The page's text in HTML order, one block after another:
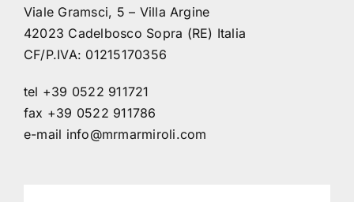
Viale Gramsci, 5 – Villa Argine
42023 Cadelbosco Sopra (RE) Italia
CF/P.IVA: 01215170356
tel +39 0522 911721
fax +39 0522 911786
e-mail info@mrmarmiroli.com